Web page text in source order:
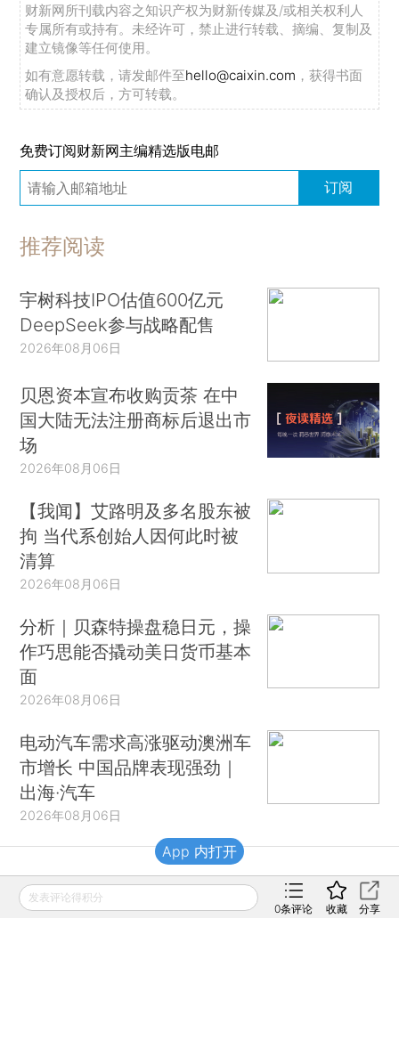
财新网所刊载内容之知识产权为财新传媒及/或相关权利人
专属所有或持有。未经许可，禁止进行转载、摘编、复制及
建立镜像等任何使用。
如有意愿转载，请发邮件至hello@caixin.com ，获得书面
确认及授权后，方可转载。
免费订阅财新网主编精选版电邮
订阅
推荐阅读
宇树科技IPO估值600亿元
DeepSeek参与战略配售
2026年08月06日
贝恩资本宣布收购贡茶 在中
国大陆无法注册商标后退出市
场
2026年08月06日
【我闻】艾路明及多名股东被
拘 当代系创始人因何此时被
清算
2026年08月06日
分析｜贝森特操盘稳日元，操
作巧思能否撬动美日货币基本
面
2026年08月06日
电动汽车需求高涨驱动澳洲车
市增长 中国品牌表现强劲｜
出海·汽车
2026年08月06日
财新移动
发表评论得积分
0条评论 收藏 分享
App 内打开